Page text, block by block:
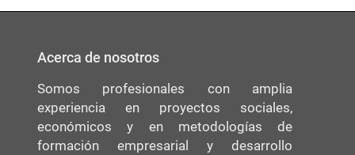
Acerca de nosotros
Somos profesionales con amplia
experiencia en proyectos sociales,
económicos y en metodologías de
formación empresarial y desarrollo